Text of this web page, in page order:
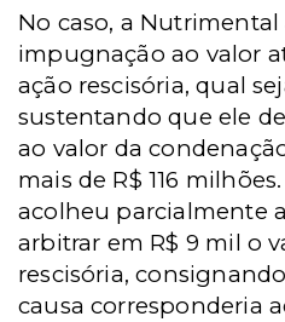
No caso, a
impugnação ao valor
ação rescisória, qual
sustentando que ele
ao valor da
mais de R$ 116
acolheu parcialmente
arbitrar em R$ 9 mil o
rescisória,
causa corresponderia